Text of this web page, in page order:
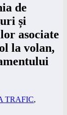
de
și
asociate
la volan,
TRAFIC,